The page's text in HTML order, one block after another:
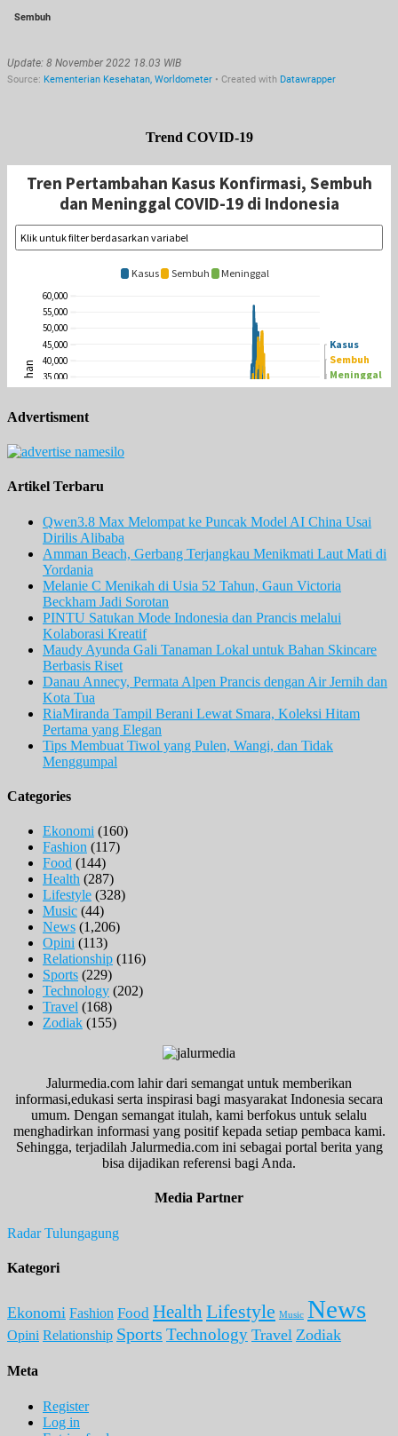
Trend COVID-19
Advertisment
Artikel Terbaru
Qwen3.8 Max Melompat ke Puncak Model AI China Usai
Dirilis Alibaba
Amman Beach, Gerbang Terjangkau Menikmati Laut Mati di
Yordania
Melanie C Menikah di Usia 52 Tahun, Gaun Victoria
Beckham Jadi Sorotan
PINTU Satukan Mode Indonesia dan Prancis melalui
Kolaborasi Kreatif
Maudy Ayunda Gali Tanaman Lokal untuk Bahan Skincare
Berbasis Riset
Danau Annecy, Permata Alpen Prancis dengan Air Jernih dan
Kota Tua
RiaMiranda Tampil Berani Lewat Smara, Koleksi Hitam
Pertama yang Elegan
Tips Membuat Tiwol yang Pulen, Wangi, dan Tidak
Menggumpal
Categories
Ekonomi (160)
Fashion (117)
Food (144)
Health (287)
Lifestyle (328)
Music (44)
News (1,206)
Opini (113)
Relationship (116)
Sports (229)
Technology (202)
Travel (168)
Zodiak (155)
Jalurmedia.com lahir dari semangat untuk memberikan
informasi,edukasi serta inspirasi bagi masyarakat Indonesia secara
umum. Dengan semangat itulah, kami berfokus untuk selalu
menghadirkan informasi yang positif kepada setiap pembaca kami.
Sehingga, terjadilah Jalurmedia.com ini sebagai portal berita yang
bisa dijadikan referensi bagi Anda.
Media Partner
Radar Tulungagung
Kategori
Ekonomi Fashion Food Health Lifestyle Music News
Opini Relationship Sports Technology Travel Zodiak
Meta
Register
Log in